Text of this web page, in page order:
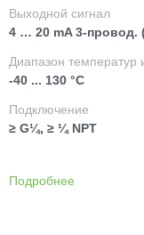
Выходной сигнал
4 … 20 mA 3-провод.
Диапазон
-40 ... 130 °C
Подключение
≥ G¼, ≥ ¼ NPT
Подробнее